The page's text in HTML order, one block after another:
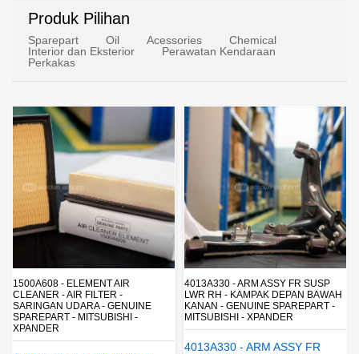
Produk Pilihan
Sparepart Oil Acessories
Chemical
Interior dan Eksterior
Perawatan Kendaraan
Perkakas
4013A330 - ARM ASSY FR SUSP
LWR RH - KAMPAK DEPAN BAWAH
KANAN - GENUINE SPAREPART -
MITSUBISHI - XPANDER
4162A413 - SHOCK ABSORBER RR
SUSP - SUSPENSI BELAKANG -
SHOCKBREAKER BELAKANG -
GENUINE SPAREPART -
MITSUBISHI - XPANDER